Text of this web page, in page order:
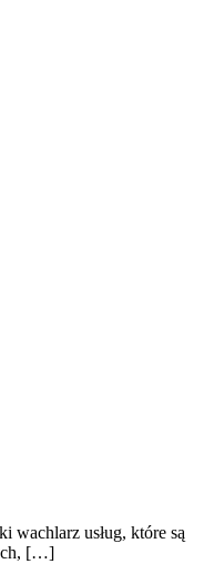
wachlarz usług, które są
[…]